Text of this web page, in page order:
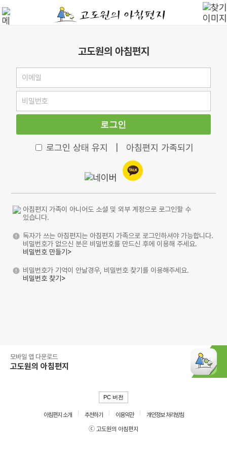
고도원의 아침편지
로그인
로그인 상태 유지 아침편지 가족되기
아침편지 가족이 아니어도 소셜 및 외부 계정으로 로그인할 수
있습니다.
독자가 쓰는 아침편지는 아침편지 가족으로 로그인하셔야 가능합니다.
비밀번호가 없으신 분은 비밀번호를 만드신 후에 이용해 주세요.
비밀번호 만들기>
비밀번호가 기억이 안날경우, 비밀번호 찾기를 이용해주세요.
비밀번호 찾기>
모바일 앱 다운로드
고도원의 아침편지
PC 버전
아침편지 소개 추천하기 이용약관
개인정보 처리방침
ⓒ 고도원의 아침편지